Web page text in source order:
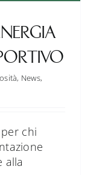
, News,
chi
alla